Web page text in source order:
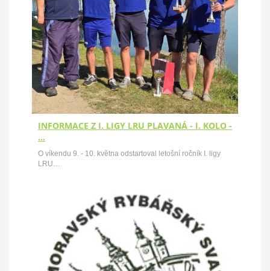
INFORMACE Z I. LIGY LRU PLAVANÁ - I. KOLO -
…
O víkendu 9. - 10. května odstartoval letošní ročník I. ligy
LRU…